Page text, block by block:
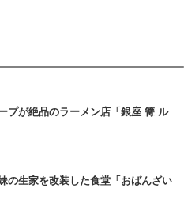
プが絶品のラーメン店「銀座 篝 ル
の生家を改装した食堂「おばんざい